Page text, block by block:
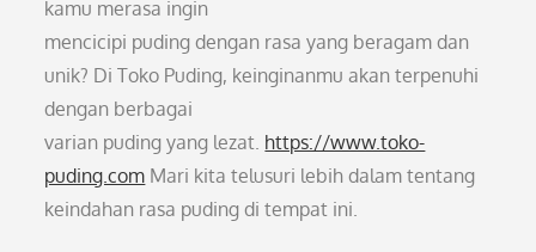
kamu merasa ingin
mencicipi puding dengan rasa yang beragam dan
unik? Di Toko Puding, keinginanmu akan terpenuhi
dengan berbagai
varian puding yang lezat. https://www.toko-
puding.com Mari kita telusuri lebih dalam tentang
keindahan rasa puding di tempat ini.